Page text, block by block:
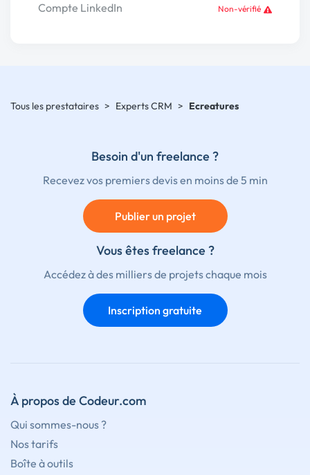
Compte LinkedIn Non-vérifié
Tous les prestataires > Experts CRM > Ecreatures
Besoin d'un freelance ?
Recevez vos premiers devis en moins de 5 min
Publier un projet
Vous êtes freelance ?
Accédez à des milliers de projets chaque mois
Inscription gratuite
À propos de Codeur.com
Qui sommes-nous ?
Nos tarifs
Boîte à outils